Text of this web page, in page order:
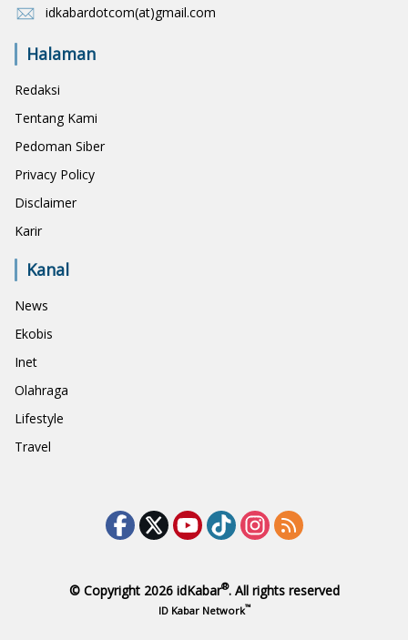
idkabardotcom(at)gmail.com
Halaman
Redaksi
Tentang Kami
Pedoman Siber
Privacy Policy
Disclaimer
Karir
Kanal
News
Ekobis
Inet
Olahraga
Lifestyle
Travel
© Copyright 2026 idKabar®. All rights reserved
ID Kabar Network™